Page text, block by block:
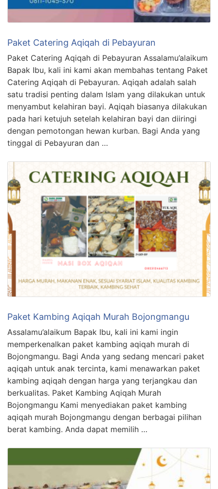
Paket Catering Aqiqah di Pebayuran
Paket Catering Aqiqah di Pebayuran Assalamu’alaikum
Bapak Ibu, kali ini kami akan membahas tentang Paket
Catering Aqiqah di Pebayuran. Aqiqah adalah salah
satu tradisi penting dalam Islam yang dilakukan untuk
menyambut kelahiran bayi. Aqiqah biasanya dilakukan
pada hari ketujuh setelah kelahiran bayi dan diiringi
dengan pemotongan hewan kurban. Bagi Anda yang
tinggal di Pebayuran dan …
Paket Kambing Aqiqah Murah Bojongmangu
Assalamu’alaikum Bapak Ibu, kali ini kami ingin
memperkenalkan paket kambing aqiqah murah di
Bojongmangu. Bagi Anda yang sedang mencari paket
aqiqah untuk anak tercinta, kami menawarkan paket
kambing aqiqah dengan harga yang terjangkau dan
berkualitas. Paket Kambing Aqiqah Murah
Bojongmangu Kami menyediakan paket kambing
aqiqah murah Bojongmangu dengan berbagai pilihan
berat kambing. Anda dapat memilih …